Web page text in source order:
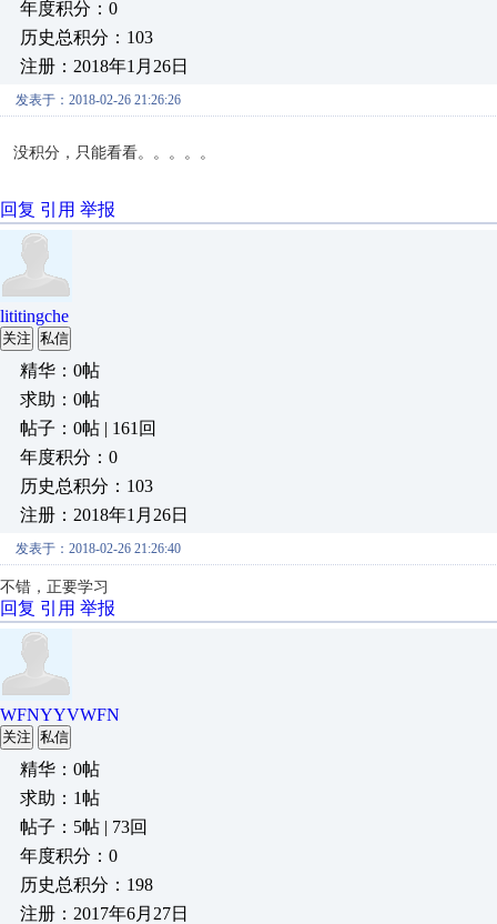
年度积分：0
历史总积分：103
注册：2018年1月26日
发表于：2018-02-26 21:26:26
没积分，只能看看。。。。。
回复 引用 举报
lititingche
关注 私信
精华：0帖
求助：0帖
帖子：0帖 | 161回
年度积分：0
历史总积分：103
注册：2018年1月26日
发表于：2018-02-26 21:26:40
不错，正要学习
回复 引用 举报
WFNYYVWFN
关注 私信
精华：0帖
求助：1帖
帖子：5帖 | 73回
年度积分：0
历史总积分：198
注册：2017年6月27日